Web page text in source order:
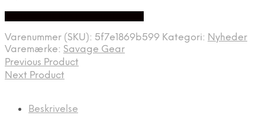
Varenummer (SKU): 5f7e1869b599 Kategori: Nyheder
Varemærke: Savage Gear
Previous Product
Next Product
Beskrivelse